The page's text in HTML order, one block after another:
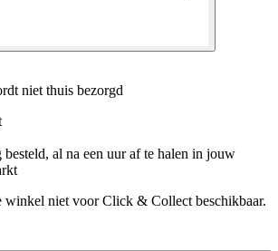
niet thuis bezorgd
besteld, al na een uur af te halen in jouw
winkel niet voor Click & Collect beschikbaar.